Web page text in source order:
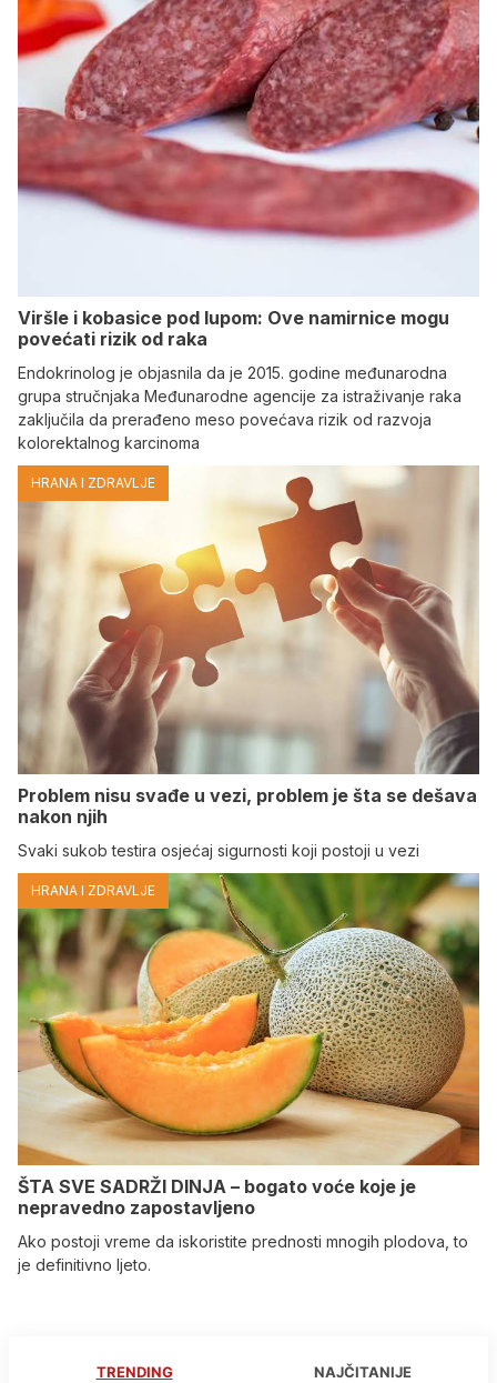
Viršle i kobasice pod lupom: Ove namirnice mogu
povećati rizik od raka
Endokrinolog je objasnila da je 2015. godine međunarodna
grupa stručnjaka Međunarodne agencije za istraživanje raka
zaključila da prerađeno meso povećava rizik od razvoja
kolorektalnog karcinoma
HRANA I ZDRAVLJE
Problem nisu svađe u vezi, problem je šta se dešava
nakon njih
Svaki sukob testira osjećaj sigurnosti koji postoji u vezi
HRANA I ZDRAVLJE
ŠTA SVE SADRŽI DINJA – bogato voće koje je
nepravedno zapostavljeno
Ako postoji vreme da iskoristite prednosti mnogih plodova, to
je definitivno ljeto.
TRENDING NAJČITANIJE